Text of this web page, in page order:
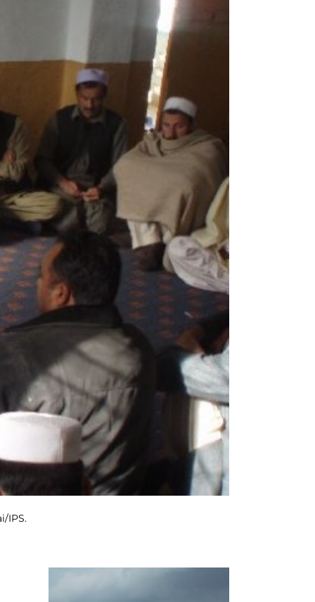
IPS.